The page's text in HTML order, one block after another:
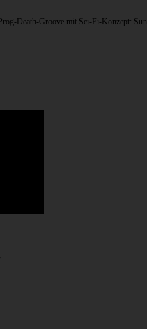
Death-Groove mit Sci-Fi-Konzept: